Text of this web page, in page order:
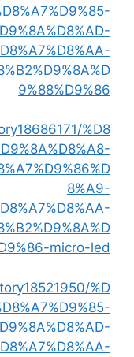
9%88%D9%86
%D8
8%A9-
micro-led
%D